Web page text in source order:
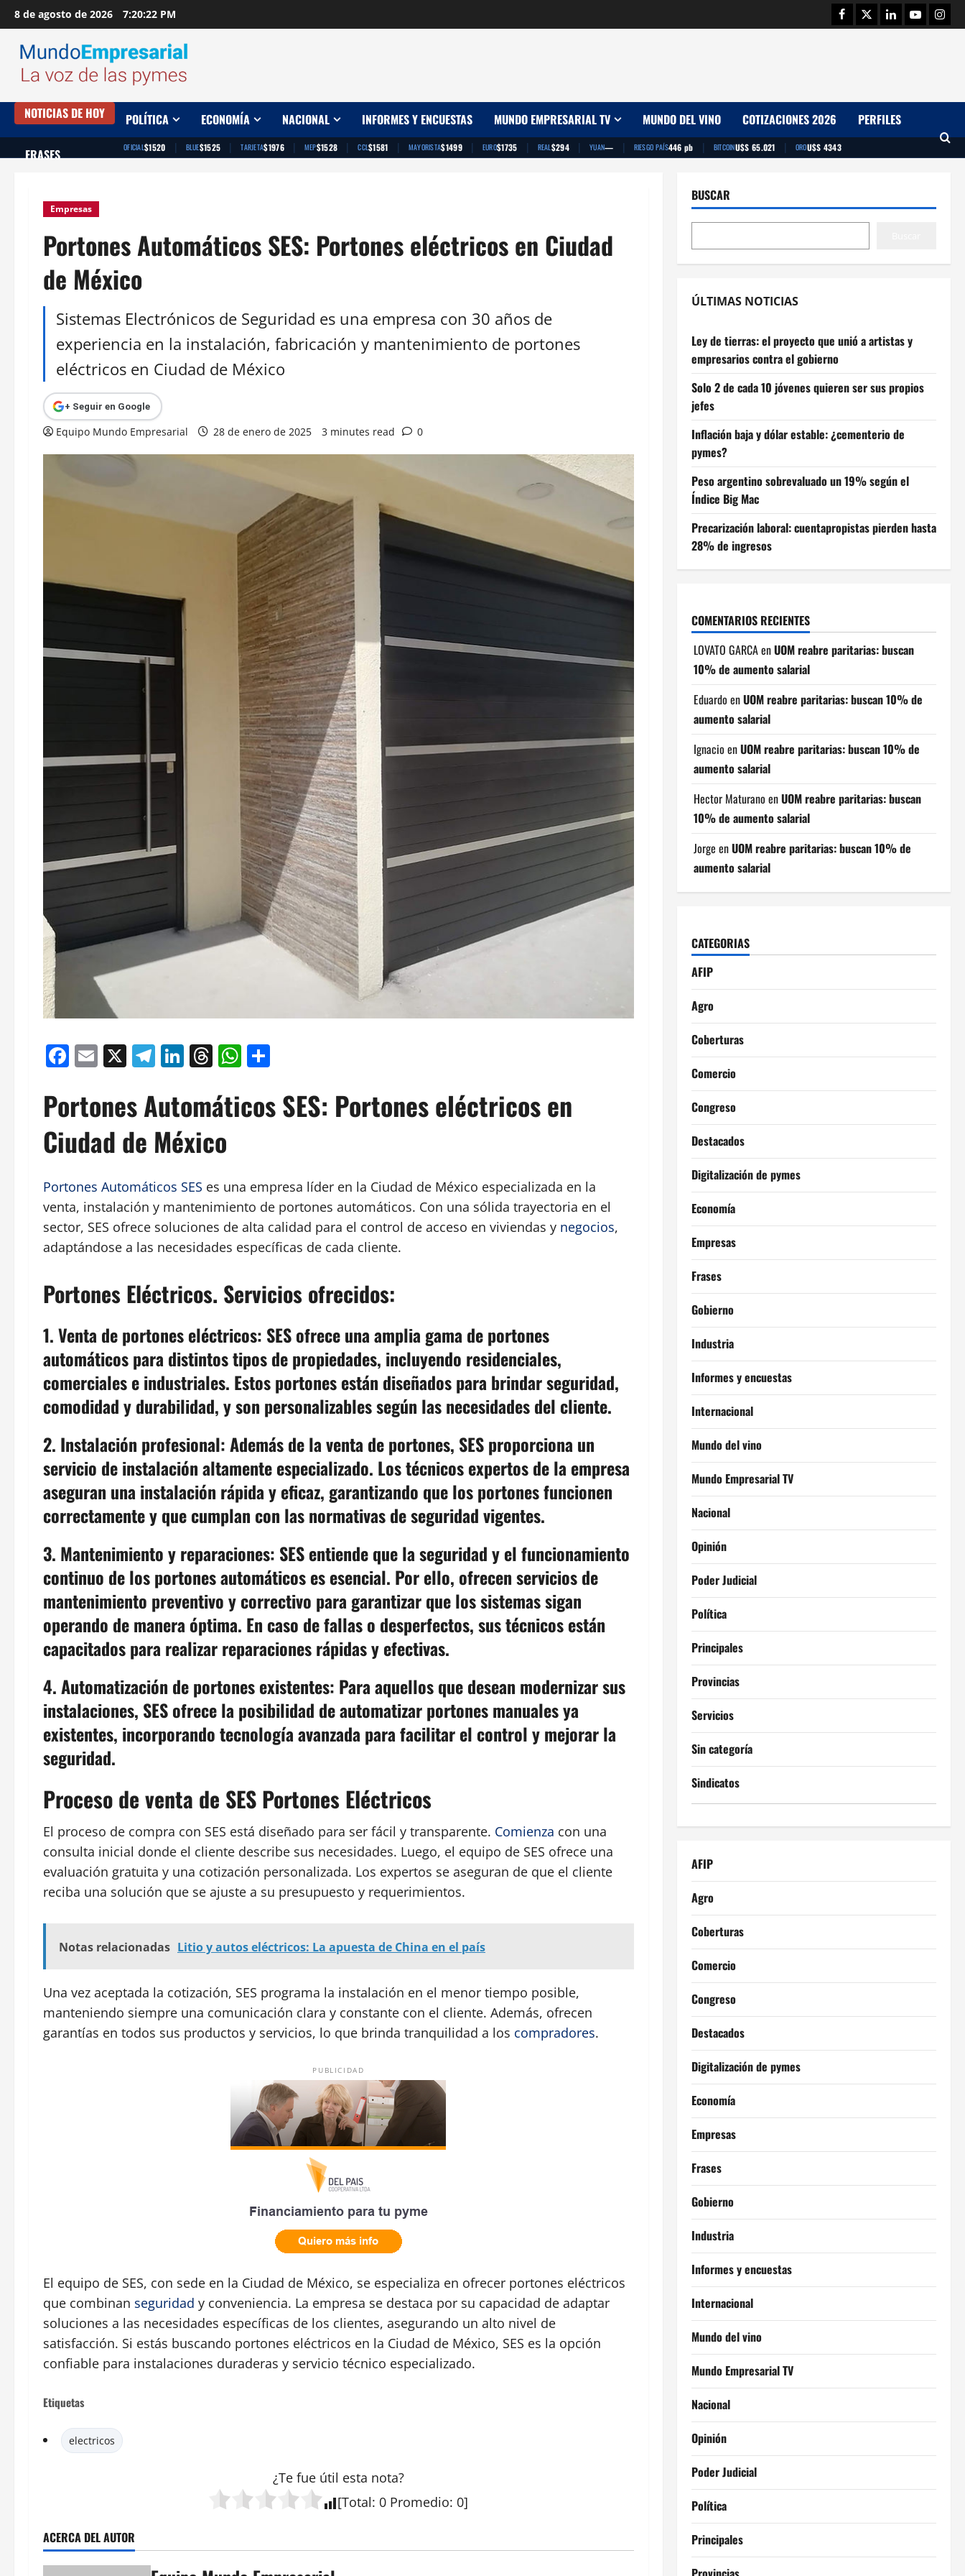
Saltar
al
contenido
8 de agosto de 2026 7:20:23 PM Facebook
TwitterLinkedinYoutube
NOTICIAS DE HOY POLÍTICA ECONOMÍA NACIONAL INFORMES Y ENCUESTAS MUNDO EMPRESARIAL TV MUNDO DEL VINO COTIZACIONES 2026 PERFILES
FRASES OFICIAL$1520 | BLUE$1525 | TARJETA$1976 | MEP$1528 | CCL$1581 | MAYORISTA$1499 | EURO$1735 | REAL$294 | YUAN— | RIESGO PAÍS446 pb | BITCOINU$S 65.021 | OROU$S 4343
Empresas
Portones Automáticos SES: Portones eléctricos en Ciudad
de México
Sistemas Electrónicos de Seguridad es una empresa con 30 años de
experiencia en la instalación, fabricación y mantenimiento de portones
eléctricos en Ciudad de México
+ Seguir en Google
Equipo Mundo Empresarial 28 de enero de 2025 3 minutes read 0
Facebook
Email
X Telegram
LinkedIn
Threads
WhatsApp
Portones Automáticos SES: Portones eléctricos en
Ciudad de México
Portones Automáticos SES es una empresa líder en la Ciudad de México especializada en la
venta, instalación y mantenimiento de portones automáticos. Con una sólida trayectoria en el
sector, SES ofrece soluciones de alta calidad para el control de acceso en viviendas y negocios,
adaptándose a las necesidades específicas de cada cliente.
Portones Eléctricos. Servicios ofrecidos:
1. Venta de portones eléctricos: SES ofrece una amplia gama de portones
automáticos para distintos tipos de propiedades, incluyendo residenciales,
comerciales e industriales. Estos portones están diseñados para brindar seguridad,
comodidad y durabilidad, y son personalizables según las necesidades del cliente.
2. Instalación profesional: Además de la venta de portones, SES proporciona un
servicio de instalación altamente especializado. Los técnicos expertos de la empresa
aseguran una instalación rápida y eficaz, garantizando que los portones funcionen
correctamente y que cumplan con las normativas de seguridad vigentes.
3. Mantenimiento y reparaciones: SES entiende que la seguridad y el funcionamiento
continuo de los portones automáticos es esencial. Por ello, ofrecen servicios de
mantenimiento preventivo y correctivo para garantizar que los sistemas sigan
operando de manera óptima. En caso de fallas o desperfectos, sus técnicos están
capacitados para realizar reparaciones rápidas y efectivas.
4. Automatización de portones existentes: Para aquellos que desean modernizar sus
instalaciones, SES ofrece la posibilidad de automatizar portones manuales ya
existentes, incorporando tecnología avanzada para facilitar el control y mejorar la
seguridad.
Proceso de venta de SES Portones Eléctricos
El proceso de compra con SES está diseñado para ser fácil y transparente. Comienza con una
consulta inicial donde el cliente describe sus necesidades. Luego, el equipo de SES ofrece una
evaluación gratuita y una cotización personalizada. Los expertos se aseguran de que el cliente
reciba una solución que se ajuste a su presupuesto y requerimientos.
Notas relacionadas Litio y autos eléctricos: La apuesta de China en el país
Una vez aceptada la cotización, SES programa la instalación en el menor tiempo posible,
manteniendo siempre una comunicación clara y constante con el cliente. Además, ofrecen
garantías en todos sus productos y servicios, lo que brinda tranquilidad a los compradores.
PUBLICIDAD
El equipo de SES, con sede en la Ciudad de México, se especializa en ofrecer portones eléctricos
que combinan seguridad y conveniencia. La empresa se destaca por su capacidad de adaptar
soluciones a las necesidades específicas de los clientes, asegurando un alto nivel de
satisfacción. Si estás buscando portones eléctricos en la Ciudad de México, SES es la opción
confiable para instalaciones duraderas y servicio técnico especializado.
Etiquetas
electricos
¿Te fue útil esta nota?
[Total: 0 Promedio: 0]
ACERCA DEL AUTOR
BUSCAR
ÚLTIMAS NOTICIAS
Ley de tierras: el proyecto que unió a artistas y
empresarios contra el gobierno
Solo 2 de cada 10 jóvenes quieren ser sus propios
jefes
Inflación baja y dólar estable: ¿cementerio de
pymes?
Peso argentino sobrevaluado un 19% según el
Índice Big Mac
Precarización laboral: cuentapropistas pierden hasta
28% de ingresos
COMENTARIOS RECIENTES
LOVATO GARCAenUOM reabre paritarias: buscan
10% de aumento salarial
Eduardo enUOM reabre paritarias: buscan 10% de
aumento salarial
Ignacio enUOM reabre paritarias: buscan 10% de
aumento salarial
Hector Maturano enUOM reabre paritarias: buscan
10% de aumento salarial
Jorge enUOM reabre paritarias: buscan 10% de
aumento salarial
CATEGORIAS
AFIP
Agro
Coberturas
Comercio
Congreso
Destacados
Digitalización de pymes
Economía
Empresas
Frases
Gobierno
Industria
Informes y encuestas
Internacional
Mundo del vino
Mundo Empresarial TV
Nacional
Opinión
Poder Judicial
Política
Principales
Provincias
Servicios
Sin categoría
Sindicatos
AFIP
Agro
Coberturas
Comercio
Congreso
Destacados
Digitalización de pymes
Economía
Empresas
Frases
Gobierno
Industria
Informes y encuestas
Internacional
Mundo del vino
Mundo Empresarial TV
Nacional
Opinión
Poder Judicial
Política
Principales